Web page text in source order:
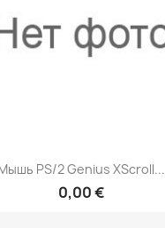
Быстрый просмотр
PS/2 Genius XScroll...
0,00 €